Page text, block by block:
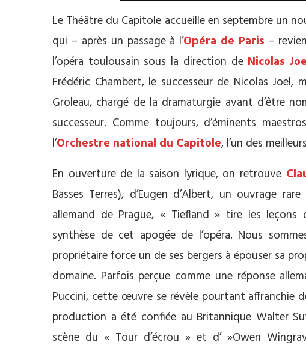
Le Théâtre du Capitole accueille en septembre un
qui – après un passage à l’Opéra de Paris –
l’opéra toulousain sous la direction de Nicolas
Frédéric Chambert, le successeur de Nicolas Joel,
Groleau, chargé de la dramaturgie avant d’être
successeur. Comme toujours, d’éminents
l’Orchestre national du Capitole, l’un des
En ouverture de la saison lyrique, on retrouve
Basses Terres), d’Eugen d’Albert, un ouvrage
allemand de Prague, « Tiefland » tire les
synthèse de cet apogée de l’opéra. Nous
propriétaire force un de ses bergers à épouser sa
domaine. Parfois perçue comme une réponse
Puccini, cette œuvre se révèle pourtant
production a été confiée au Britannique Walter
scène du « Tour d’écrou » et d’ »Owen